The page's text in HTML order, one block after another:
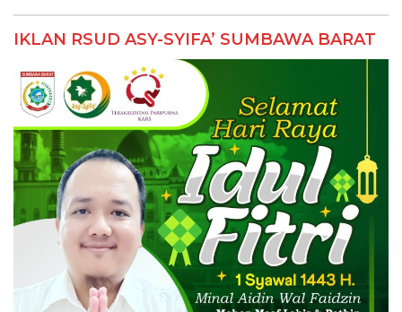
IKLAN RSUD ASY-SYIFA’ SUMBAWA BARAT